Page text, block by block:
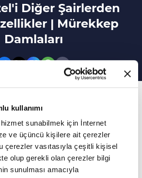
kullanımı
sunabilmek için İnternet
ve üçüncü kişilere ait çerezler
çerezler vasıtasıyla çeşitli kişisel
olup gerekli olan çerezler bilgi
sunulması amacıyla
Diğer Şairlerden
| Mürekkep
Damlaları
bu bölümünde İsmet
Mazot şiiri konuşuldu.
Çoruk'un sunumu Prof. Dr.
Mürekkep Damlaları